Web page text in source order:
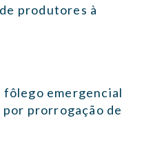
produtores à
fôlego emergencial
prorrogação de